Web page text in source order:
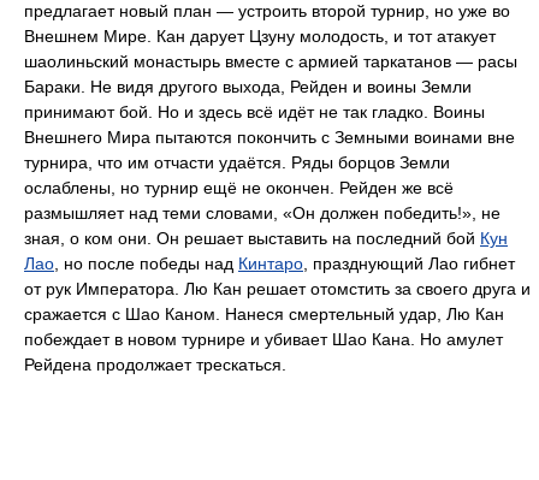
предлагает новый план — устроить второй турнир, но уже во
Внешнем Мире. Кан дарует Цзуну молодость, и тот атакует
шаолиньский монастырь вместе с армией таркатанов — расы
Бараки. Не видя другого выхода, Рейден и воины Земли
принимают бой. Но и здесь всё идёт не так гладко. Воины
Внешнего Мира пытаются покончить с Земными воинами вне
турнира, что им отчасти удаётся. Ряды борцов Земли
ослаблены, но турнир ещё не окончен. Рейден же всё
размышляет над теми словами, «Он должен победить!», не
зная, о ком они. Он решает выставить на последний бой Кун
Лао , но после победы над Кинтаро , празднующий Лао гибнет
от рук Императора. Лю Кан решает отомстить за своего друга и
сражается с Шао Каном. Нанеся смертельный удар, Лю Кан
побеждает в новом турнире и убивает Шао Кана. Но амулет
Рейдена продолжает трескаться.